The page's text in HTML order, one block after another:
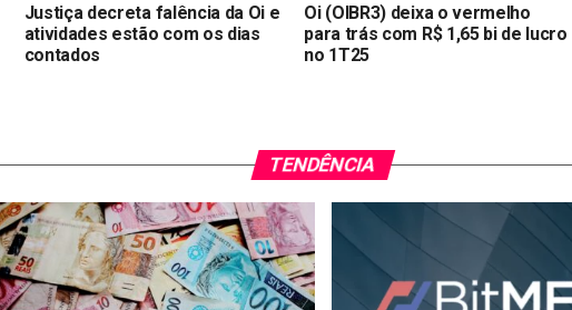
Justiça decreta falência da Oi e
atividades estão com os dias
contados
Oi (OIBR3) deixa o vermelho
para trás com R$ 1,65 bi de lucro
no 1T25
TENDÊNCIA